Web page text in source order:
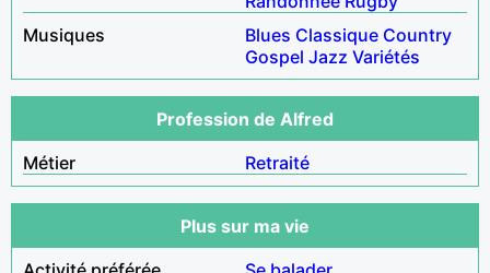
Musiques
Blues Classique Country
Gospel Jazz Variétés
Profession de Alfred
Métier
Retraité
Plus sur ma vie